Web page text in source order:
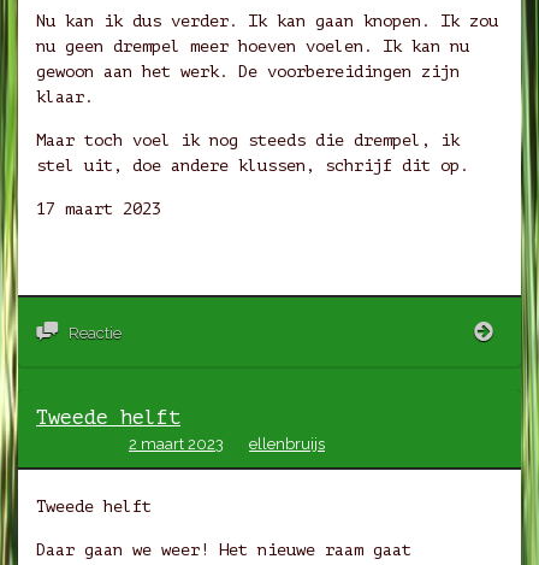
Nu kan ik dus verder. Ik kan gaan knopen. Ik zou
nu geen drempel meer hoeven voelen. Ik kan nu
gewoon aan het werk. De voorbereidingen zijn
klaar.
Maar toch voel ik nog steeds die drempel, ik
stel uit, doe andere klussen, schrijf dit op.
17 maart 2023
Reactie
helft
Tweede helft
2 maart 2023 ellenbruijs
Tweede helft
Daar gaan we weer! Het nieuwe raam gaat